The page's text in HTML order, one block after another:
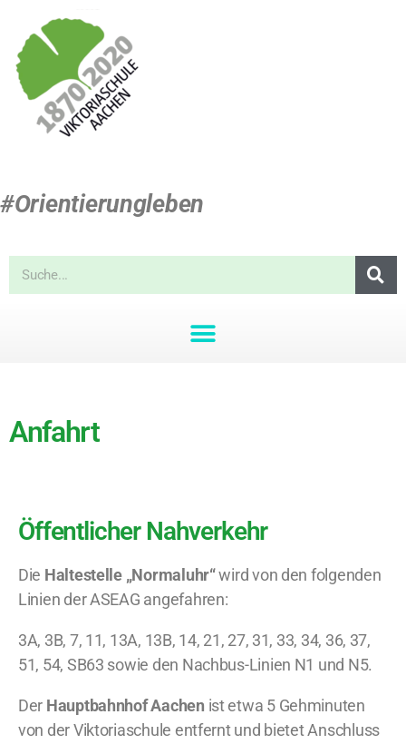
#Orientierungleben
Anfahrt
Öffentlicher Nahverkehr
Die Haltestelle „Normaluhr“wird von den folgenden
Linien der ASEAG angefahren:
3A, 3B, 7, 11, 13A, 13B, 14, 21, 27, 31, 33, 34, 36, 37,
51, 54, SB63 sowie den Nachbus-Linien N1 und N5.
Der Hauptbahnhof Aachen ist etwa 5 Gehminuten
von der Viktoriaschule entfernt und bietet Anschluss